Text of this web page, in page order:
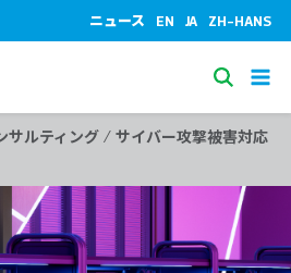
ニュース EN JA ZH-HANS
S
e
a
サルティング / サイバー攻撃被害対応